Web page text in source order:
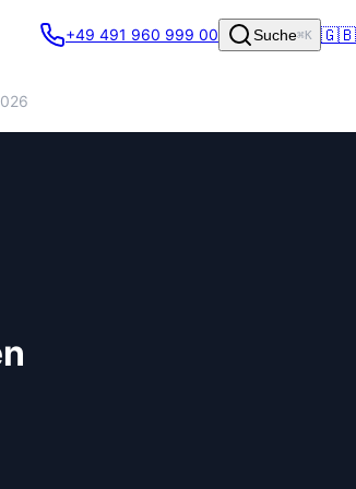
+49 491 960 999 00 Suche⌘K 🇬🇧